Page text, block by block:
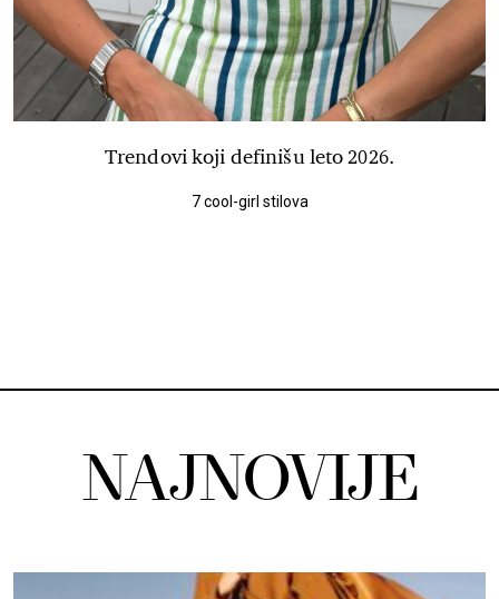
Trendovi koji definišu leto 2026.
7 cool-girl stilova
NAJNOVIJE